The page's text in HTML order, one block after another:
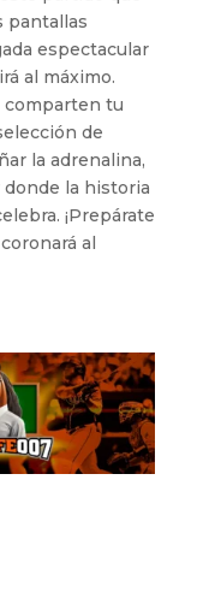
pantallas
espectacular
al máximo.
comparten tu
de
la adrenalina,
donde la historia
¡Prepárate
al